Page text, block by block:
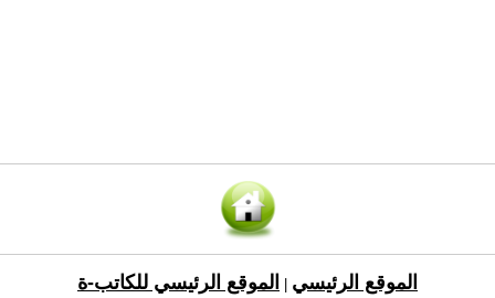
الموقع الرئيسي الموقع الرئيسي للكاتب-ة